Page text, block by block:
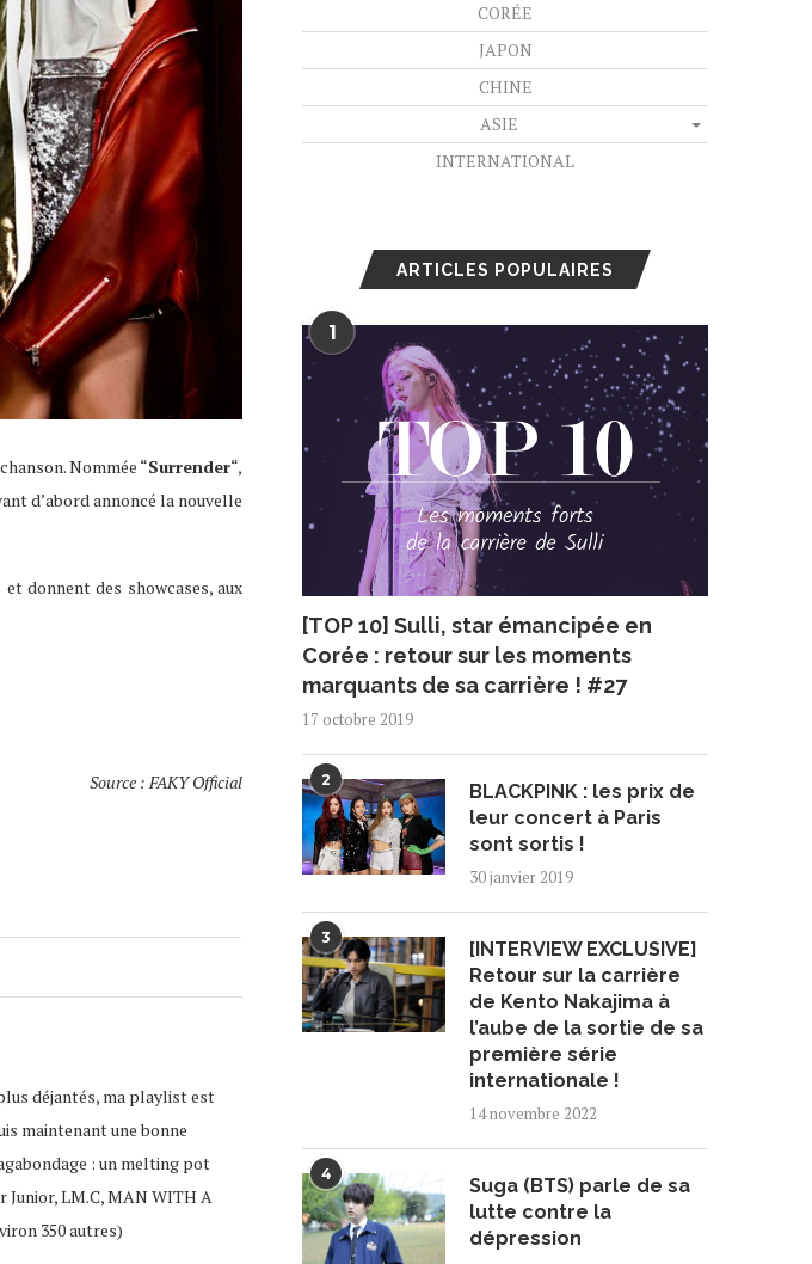
Nommée “Surrender“,
d’abord annoncé la nouvelle
donnent des showcases, aux
Source : FAKY Official
déjantés, ma playlist est
maintenant une bonne
: un melting pot
LM.C, MAN WITH A
350 autres)
CORÉE
JAPON
CHINE
ASIE
INTERNATIONAL
ARTICLES POPULAIRES
1
[TOP 10] Sulli, star émancipée en
Corée : retour sur les moments
marquants de sa carrière ! #27
17 octobre 2019
2
BLACKPINK : les prix de
leur concert à Paris
sont sortis !
30 janvier 2019
3
[INTERVIEW EXCLUSIVE]
Retour sur la carrière
de Kento Nakajima à
l’aube de la sortie de sa
première série
internationale !
14 novembre 2022
4
Suga (BTS) parle de sa
lutte contre la
dépression